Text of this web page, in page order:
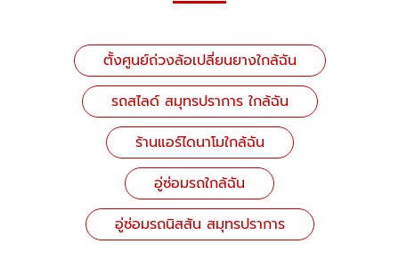
ตั้งศูนย์ถ่วงล้อเปลี่ยนยางใกล้ฉัน
รถสไลด์ สมุทรปราการ ใกล้ฉัน
ร้านแอร์ไดนาโมใกล้ฉัน
อู่ซ่อมรถใกล้ฉัน
อู่ซ่อมรถนิสสัน สมุทรปราการ